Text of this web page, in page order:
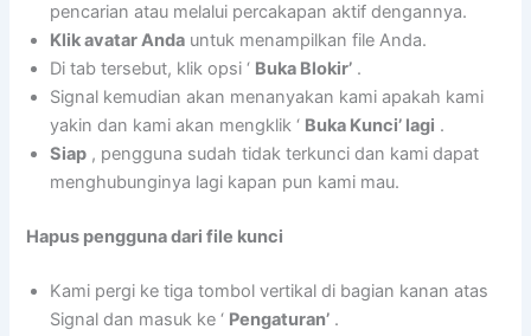
pencarian atau melalui percakapan aktif dengannya.
Klik avatar Anda untuk menampilkan file Anda.
Di tab tersebut, klik opsi ‘ Buka Blokir’ .
Signal kemudian akan menanyakan kami apakah kami
yakin dan kami akan mengklik ‘ Buka Kunci’ lagi .
Siap , pengguna sudah tidak terkunci dan kami dapat
menghubunginya lagi kapan pun kami mau.
Hapus pengguna dari file kunci
Kami pergi ke tiga tombol vertikal di bagian kanan atas
Signal dan masuk ke ‘ Pengaturan’ .